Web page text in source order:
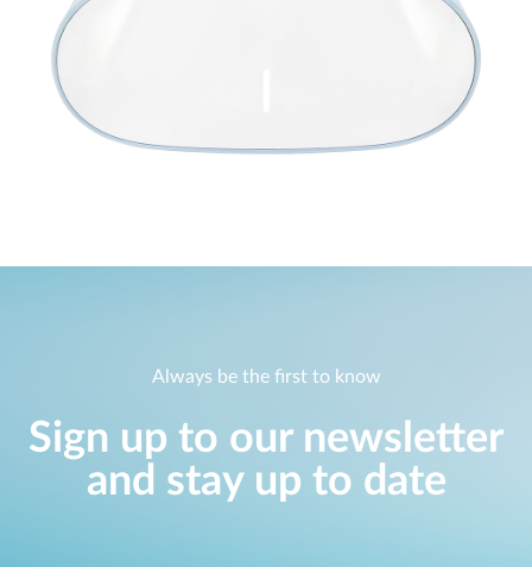
Always be the first to know
Sign up to our newsletter
and stay up to date